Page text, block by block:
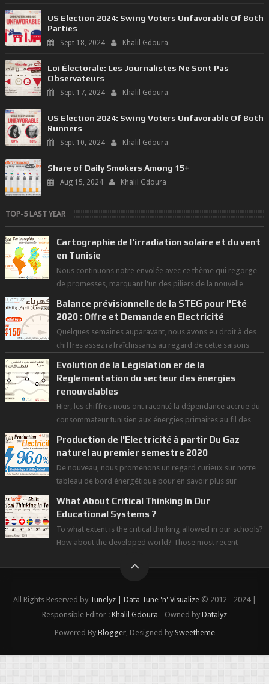
US Election 2024: Swing Voters Unfavorable Of Both
Parties
Sept 18, 2024 Khalil Gdoura
Loi Électorale: Les Journalistes Ne Sont Pas
Observateurs
Sept 17, 2024 Khalil Gdoura
US Election 2024: Swing Voters Unfavorable Of Both
Runners
Sept 10, 2024 Khalil Gdoura
Share of Daily Smokers Among 15+
Aug 15, 2024 Khalil Gdoura
TOP-5 LAST YEAR
Cartographie de l'irradiation solaire et du vent
en Tunisie
Nous continuons notre envolée avec ce thème qui regorge
de promesses, marquant l'un des piliers de la nouvelle
Balance prévisionnelle de la STEG pour l'Eté
2020 : Offre et Demande en Electricité
Quelques semaines auparavant, nous avons eu droit à des
chiffres assez rafraîchissants au regard de cette saisons
Evolution de la Législation er de la
Reglementation du secteur des énergies
renouvelables
Hier, les chiffres nous ont raconté la dépendance accrue du
consommateur tunisien aux énergies primaires au fil des
Production de l'Electricité à partir Du Gaz
naturel au premier semestre 2020
De nouveau, nous promenons un regard curieux sur notre
tableau de bord énergétique pour en savoir plus sur
What About Critical Thinking In Our
Educational Systems ?
To what extent is the critical thinking allowed in our schools?
How about the developed world? Those most recent
All Rights Reserved by Tunelyz | Data Tune 'n' Visualize© 2012 - 2024 |
Responsible Editor : Khalil Gdoura - Owned by Datalyz
Powered By Blogger, Designed by Sweetheme